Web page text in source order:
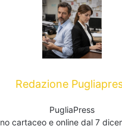
Redazione
PugliaPress
cartaceo e online dal 7